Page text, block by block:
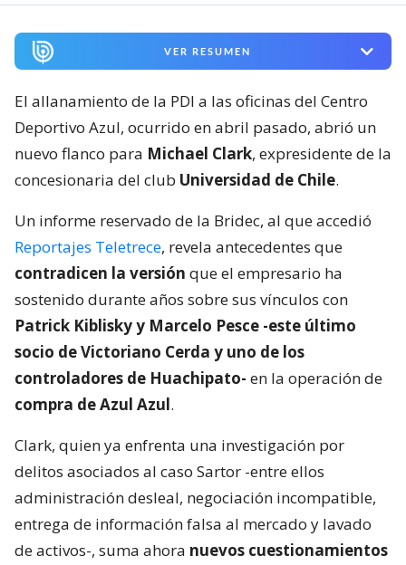
VER RESUMEN
El allanamiento de la PDI a las oficinas del Centro
Deportivo Azul, ocurrido en abril pasado, abrió un
nuevo flanco para Michael Clark, expresidente de la
concesionaria del club Universidad de Chile.
Un informe reservado de la Bridec, al que accedió
Reportajes Teletrece, revela antecedentes que
contradicen la versión que el empresario ha
sostenido durante años sobre sus vínculos con
Patrick Kiblisky y Marcelo Pesce -este último
socio de Victoriano Cerda y uno de los
controladores de Huachipato- en la operación de
compra de Azul Azul.
Clark, quien ya enfrenta una investigación por
delitos asociados al caso Sartor -entre ellos
administración desleal, negociación incompatible,
entrega de información falsa al mercado y lavado
de activos-, suma ahora nuevos cuestionamientos